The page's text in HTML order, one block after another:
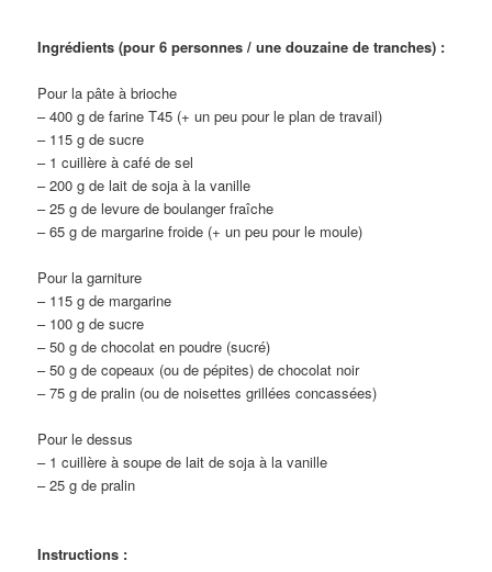
Ingrédients (pour 6 personnes / une douzaine de tranches) :
Pour la pâte à brioche
– 400 g de farine T45 (+ un peu pour le plan de travail)
– 115 g de sucre
– 1 cuillère à café de sel
– 200 g de lait de soja à la vanille
– 25 g de levure de boulanger fraîche
– 65 g de margarine froide (+ un peu pour le moule)
Pour la garniture
– 115 g de margarine
– 100 g de sucre
– 50 g de chocolat en poudre (sucré)
– 50 g de copeaux (ou de pépites) de chocolat noir
– 75 g de pralin (ou de noisettes grillées concassées)
Pour le dessus
– 1 cuillère à soupe de lait de soja à la vanille
– 25 g de pralin
Instructions :